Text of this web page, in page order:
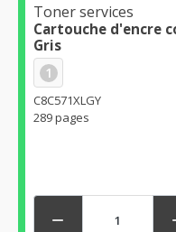
Toner services
Cartouche d'encre
Gris
1
C8C571XLGY
289 pages
